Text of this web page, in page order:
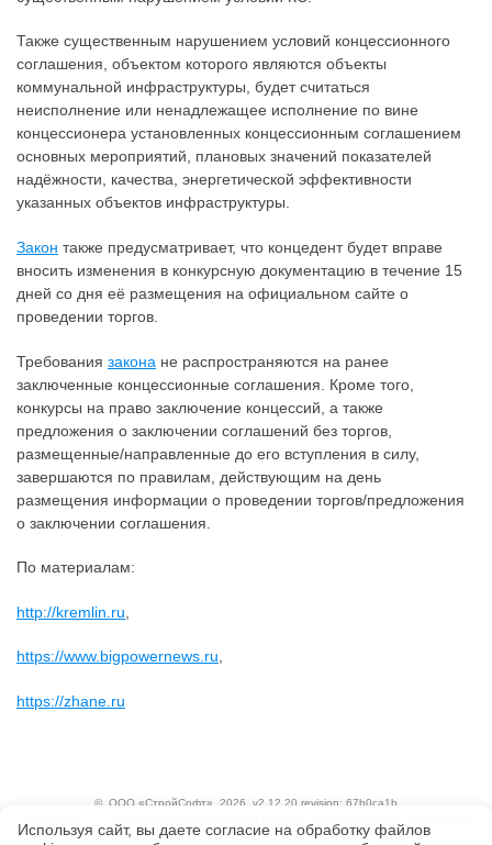
Также существенным нарушением условий концессионного
соглашения, объектом которого являются объекты
коммунальной инфраструктуры, будет считаться
неисполнение или ненадлежащее исполнение по вине
концессионера установленных концессионным соглашением
основных мероприятий, плановых значений показателей
надёжности, качества, энергетической эффективности
указанных объектов инфраструктуры.
Закон также предусматривает, что концедент будет вправе
вносить изменения в конкурсную документацию в течение 15
дней со дня её размещения на официальном сайте о
проведении торгов.
Требования закона не распространяются на ранее
заключенные концессионные соглашения. Кроме того,
конкурсы на право заключение концессий, а также
предложения о заключении соглашений без торгов,
размещенные/направленные до его вступления в силу,
завершаются по правилам, действующим на день
размещения информации о проведении торгов/предложения
о заключении соглашения.
По материалам:
http://kremlin.ru
https://www.bigpowernews.ru,
https://zhane.ru
© ООО «СтройСофт» , 2026, v2.12.20 revision: 67b0ca1b
1.01, 3.01
Используя сайт, вы даете согласие на обработку файлов